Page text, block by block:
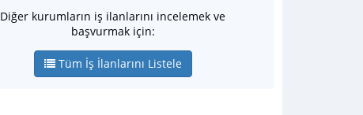
Diğer kurumların iş ilanlarını incelemek ve
başvurmak için:
Tüm İş İlanlarını Listele